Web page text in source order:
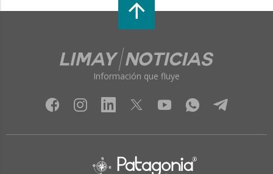
Información que fluye